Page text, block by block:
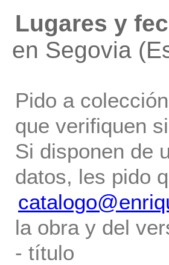
Lugares y
en Segovia
Pido a
que verifiquen
Si disponen de
datos, les pido
la obra y del
- título